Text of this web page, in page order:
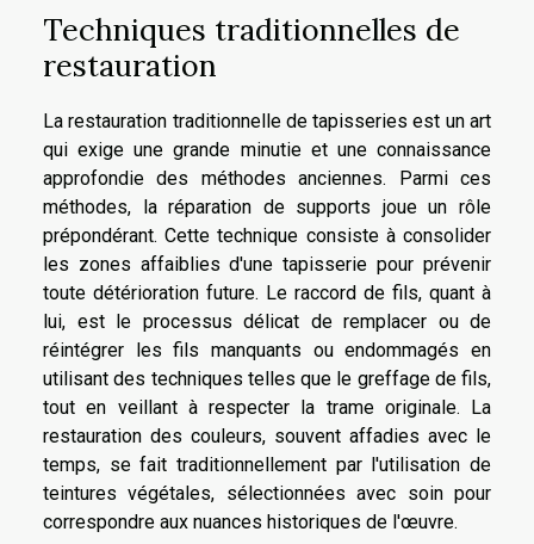
Techniques traditionnelles de
restauration
La restauration traditionnelle de tapisseries est un art
qui exige une grande minutie et une connaissance
approfondie des méthodes anciennes. Parmi ces
méthodes, la réparation de supports joue un rôle
prépondérant. Cette technique consiste à consolider
les zones affaiblies d'une tapisserie pour prévenir
toute détérioration future. Le raccord de fils, quant à
lui, est le processus délicat de remplacer ou de
réintégrer les fils manquants ou endommagés en
utilisant des techniques telles que le greffage de fils,
tout en veillant à respecter la trame originale. La
restauration des couleurs, souvent affadies avec le
temps, se fait traditionnellement par l'utilisation de
teintures végétales, sélectionnées avec soin pour
correspondre aux nuances historiques de l'œuvre.